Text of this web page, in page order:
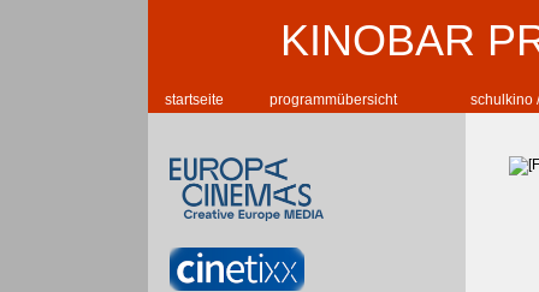
KINOBAR
startseite programmübersicht schulkino